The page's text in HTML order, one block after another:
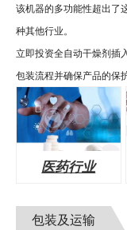
该机器的多功能性超出了
种其他行业。
立即投资全自动干燥剂插
包装流程并确保产品的保
医药行业
包装及运输